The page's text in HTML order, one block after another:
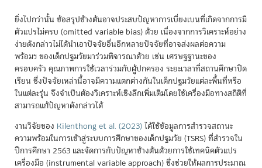
ยิ่งไปกว่านั้น ข้อสรุปข้างต้นอาจประสบปัญหาการเบี่ยงเบนที่เกิดจากการมี
ตัวแปรไม่ครบ (omitted variable bias) ด้วย เนื่องจากการวิเคราะห์อย่าง
ง่ายดังกล่าวไม่ได้นำเอาปัจจัยอื่นอีกหลายปัจจัยที่อาจส่งผลต่อความ
พร้อมฯ ของเด็กปฐมวัยมาร่วมพิจารณาด้วย เช่น เศรษฐฐานะของ
ครอบครัว คุณภาพการใช้เวลาร่วมกับผู้ปกครอง ระยะเวลาที่สถานศึกษาปิด
เรียน ซึ่งปัจจัยเหล่านี้อาจมีความแตกต่างกันในเด็กปฐมวัยแต่ละพื้นที่หรือ
ในแต่ละรุ่น จึงจำเป็นต้องวิเคราะห์เชิงลึกเพิ่มเติมโดยใช้เครื่องมือทางสถิติที่
สามารถแก้ปัญหาดังกล่าวได้
งานวิจัยของ Kilenthong et al. (2023)ได้ใช้ข้อมูลการสำรวจสถานะ
ความพร้อมในการเข้าสู่ระบบการศึกษาของเด็กปฐมวัย (TSRS) ที่สำรวจใน
ปีการศึกษา 2563 และจัดการกับปัญหาข้างต้นด้วยการใช้เทคนิคตัวแปร
เครื่องมือ (instrumental variable approach) ซึ่งช่วยให้ผลการประมาณ